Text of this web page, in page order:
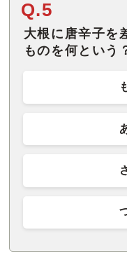
Q.5
大根に唐辛子を
ものを何という